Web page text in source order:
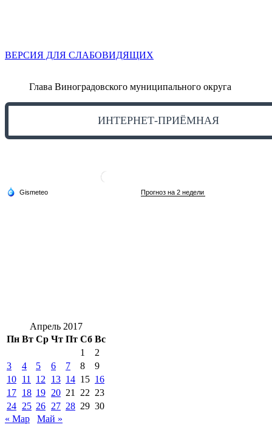
ВЕРСИЯ ДЛЯ СЛАБОВИДЯЩИХ
Глава Виноградовского муниципального округа
ИНТЕРНЕТ-ПРИЁМНАЯ
Апрель 2017
Пн Вт Ср Чт Пт Сб Вс
1
2
3
4 5 6 7 8
9
10 11 12 13 14 15 16
17 18 19 20 21 22 23
24 25 26 27 28 29 30
« Мар
Май »